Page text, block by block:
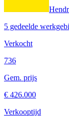
5 gedeelde
Verkocht
736
Gem. prijs
€ 426.000
Verkooptijd